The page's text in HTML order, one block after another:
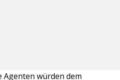
Agenten würden dem